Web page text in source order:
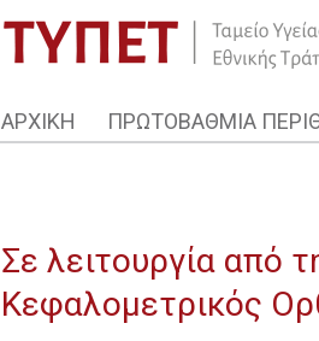
ΑΡΧΙΚΗ ΠΡΩΤΟΒΑΘΜΙΑ
Σε λειτουργία από
Κεφαλομετρικός